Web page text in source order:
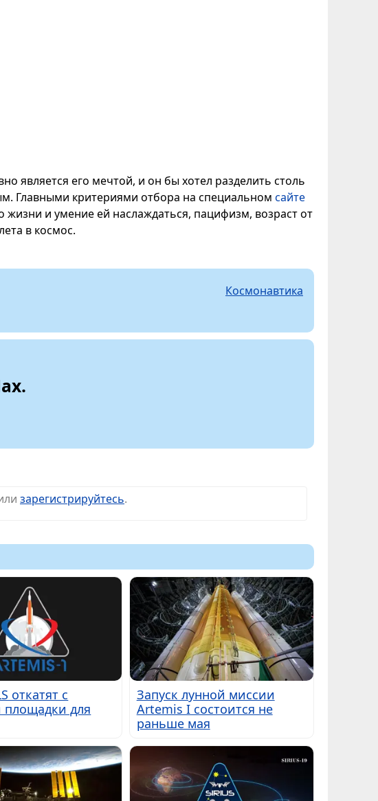
является его мечтой, и он бы хотел разделить столь
Главными критериями отбора на специальном сайте
и умение ей наслаждаться, пацифизм, возраст от
в космос.
Космонавтика
зарегистрируйтесь.
откатят с
площадки для
Запуск лунной миссии
Artemis I состоится не
раньше мая